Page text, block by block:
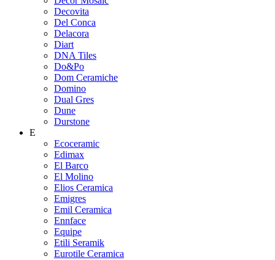
Decovita
Del Conca
Delacora
Diart
DNA Tiles
Do&Po
Dom Ceramiche
Domino
Dual Gres
Dune
Durstone
E
Ecoceramic
Edimax
El Barco
El Molino
Elios Ceramica
Emigres
Emil Ceramica
Ennface
Equipe
Etili Seramik
Eurotile Ceramica